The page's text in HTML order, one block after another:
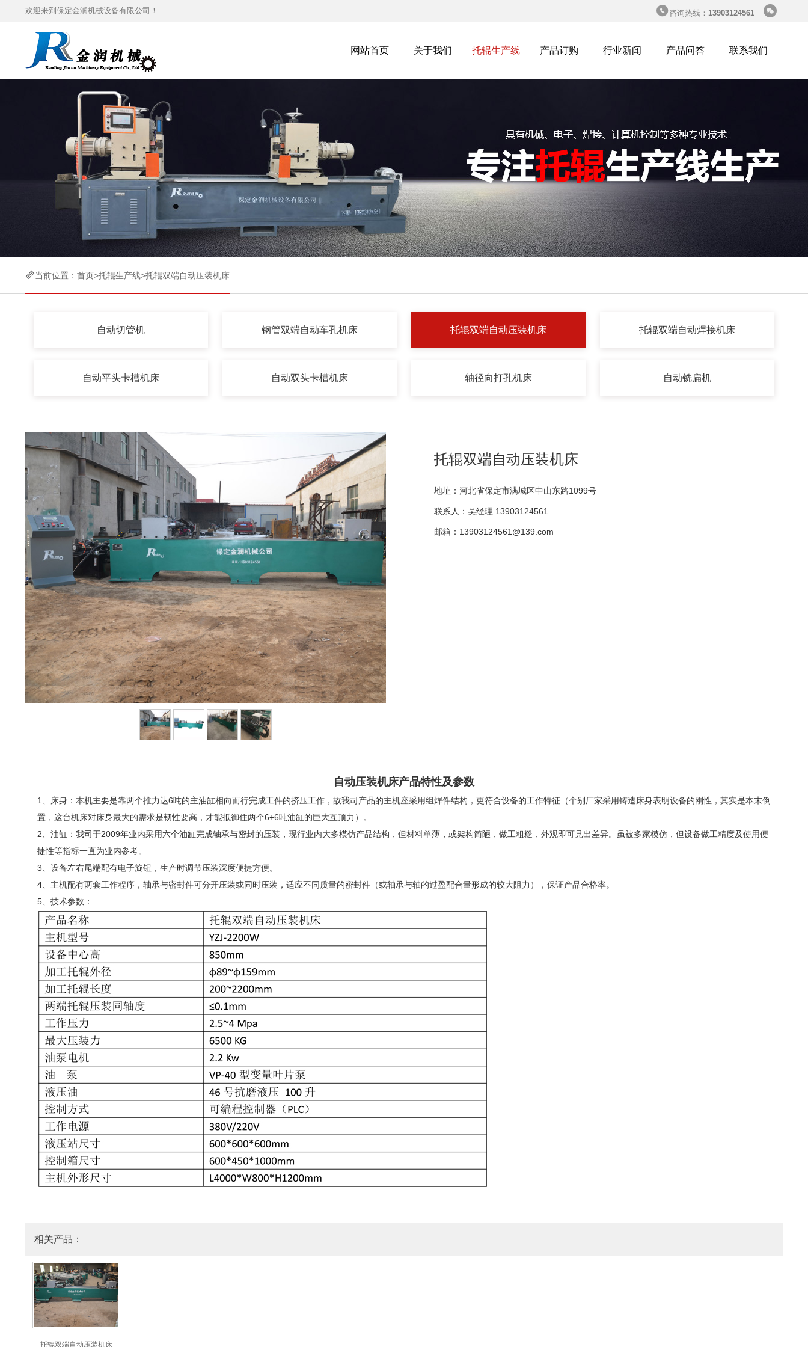
欢迎来到保定金润机械设备有限公司！ 咨询热线： 13903124561 
网站首页 关于我们 托辊生产线 产品订购 行业新闻 产品问答 联系我们
当前位置： 首页>托辊生产线>托辊双端自动压装机床
自动切管机 钢管双端自动车孔机床 托辊双端自动压装机床 托辊双端自动焊接机床
自动平头卡槽机床 自动双头卡槽机床 轴径向打孔机床 自动铣扁机
托辊双端自动压装机床
地址：河北省保定市满城区中山东路1099号
联系人：吴经理 13903124561
邮箱：13903124561@139.com
自动压装机床产品特性及参数
1、床身：本机主要是靠两个推力达6吨的主油缸相向而行完成工件的挤压工作，故我司产品的主机座采用组焊件结构，更符合设备的工作特征（个别厂家采用铸造床身表明设备的刚性，其实是本末倒
置，这台机床对床身最大的需求是韧性要高，才能抵御住两个6+6吨油缸的巨大互顶力）。
2、油缸：我司于2009年业内采用六个油缸完成轴承与密封的压装，现行业内大多模仿产品结构，但材料单薄，或架构简陋，做工粗糙，外观即可見出差异。虽被多家模仿，但设备做工精度及使用便
捷性等指标一直为业内参考。
3、设备左右尾端配有电子旋钮，生产时调节压装深度便捷方便。
4、主机配有两套工作程序，轴承与密封件可分开压装或同时压装，适应不同质量的密封件（或轴承与轴的过盈配合量形成的较大阻力），保证产品合格率。
5、技术参数：
相关产品：
托辊双端自动压装机床